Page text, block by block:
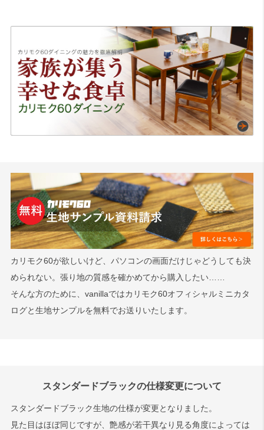
カリモク60が欲しいけど、パソコンの画面だけじゃどうしても決
められない。張り地の質感を確かめてから購入したい……
そんな方のために、vanillaではカリモク60オフィシャルミニカタ
ログと生地サンプルを無料でお送りいたします。
スタンダードブラックの仕様変更について
スタンダードブラック生地の仕様が変更となりました。
見た目はほぼ同じですが、艶感が若干異なり見る角度によっては